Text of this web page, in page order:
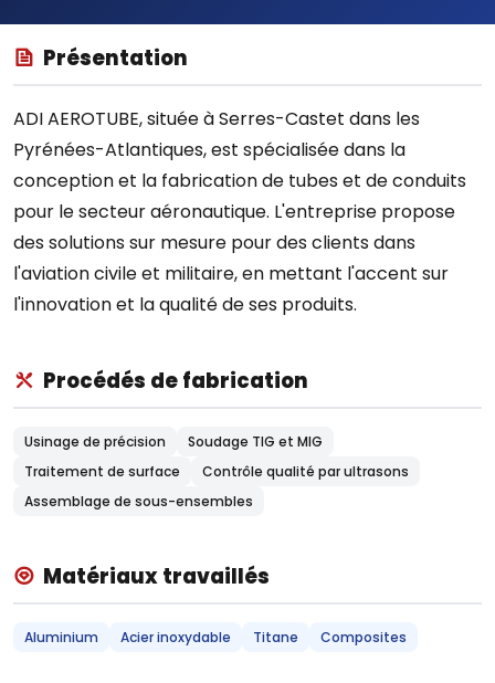
Présentation
ADI AEROTUBE, située à Serres-Castet dans les
Pyrénées-Atlantiques, est spécialisée dans la
conception et la fabrication de tubes et de conduits
pour le secteur aéronautique. L'entreprise propose
des solutions sur mesure pour des clients dans
l'aviation civile et militaire, en mettant l'accent sur
l'innovation et la qualité de ses produits.
Procédés de fabrication
Usinage de précision
Soudage TIG et MIG
Traitement de surface
Contrôle qualité par ultrasons
Assemblage de sous-ensembles
Matériaux travaillés
Aluminium Acier inoxydable Titane Composites